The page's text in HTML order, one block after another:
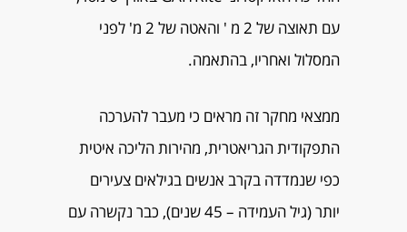
עם תאוצה של 2 מ ' והאטה של 2 מ' לפני
המסלול ואחריו, בהתאמה.
ממצאי מחקר זה מראים כי מעבר להערכה
התפקודית הגריאטרית, מהירות הליכה איטית
כפי שנמדדה בקרב אנשים בגילאים צעירים
יותר (גיל העמידה – 45 שנים), כבר נקשרה עם